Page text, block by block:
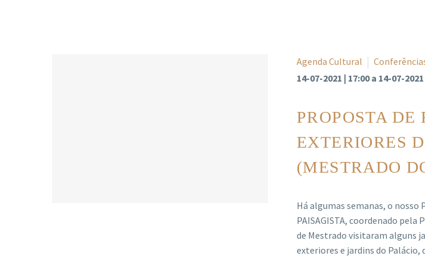
Agenda Cultural
14-07-2021 | 17:00 a 14-07-
PROPOSTA
EXTERIORES
(MESTRADO
Há algumas semanas, o nosso
PAISAGISTA, coordenado pela
de Mestrado visitaram alguns
exteriores e jardins do